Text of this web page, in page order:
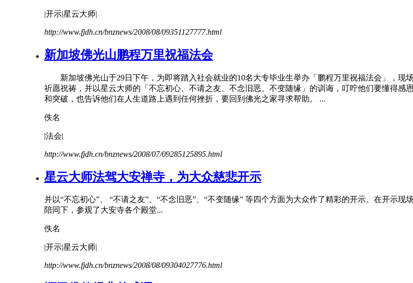
|开示|星云大师|
http://www.fjdh.cn/bnznews/2008/08/09351127777.html
新加坡佛光山鹏程万里祝福法会
新加坡佛光山于29日下午，为即将踏入社会就业的10名大专毕业生举办「鹏程万里祝福法会」，
祈愿祝祷，并以星云大师的「不忘初心、 不请之友、 不念旧恶 、不变随缘」的训诲，叮咛他们要懂得
和突破，也告诉他们在人生道路上遇到任何挫折，要回到佛光之家寻求帮助。 ...
佚名
|法会|
http://www.fjdh.cn/bnznews/2008/07/09285125895.html
星云大师法驾大安禅寺，为大众慈悲开示
并以“不忘初心”、 “不请之友”、“不念旧恶”、“不变随缘” 等四个方面为大众作了精彩的开示。在开
陪同下，参观了大安寺各个殿堂...
佚名
|开示|星云大师|
http://www.fjdh.cn/bnznews/2008/08/09304027776.html